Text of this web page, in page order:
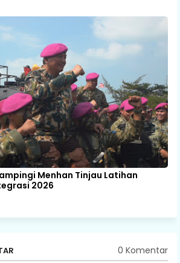
Menhan Tinjau Latihan
2026
0 Komentar